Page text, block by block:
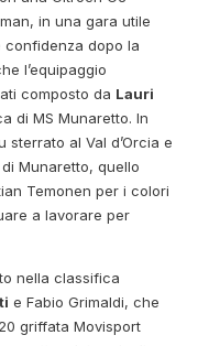
in una gara utile
dopo la
l’equipaggio
composto da Lauri
di MS Munaretto. In
al Val d’Orcia e
Munaretto, quello
Temonen per i colori
a lavorare per
nella classifica
e Fabio Grimaldi, che
griffata Movisport